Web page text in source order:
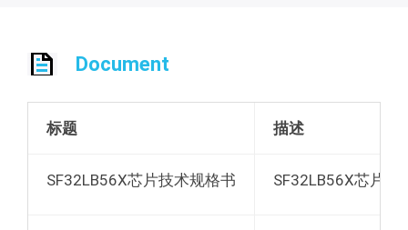
Document
标题 描述
SF32LB56X芯片技术规格书 SF32LB56X芯片